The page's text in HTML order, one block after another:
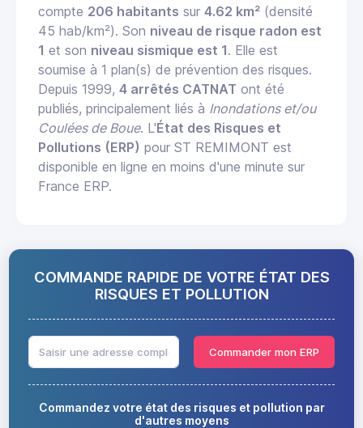
compte 206 habitants sur 4.62 km² (densité
45 hab/km²). Son niveau de risque radon est
1 et son niveau sismique est 1. Elle est
soumise à 1 plan(s) de prévention des risques.
Depuis 1999, 4 arrêtés CATNAT ont été
publiés, principalement liés à Inondations et/ou
Coulées de Boue. L'État des Risques et
Pollutions (ERP) pour ST REMIMONT est
disponible en ligne en moins d'une minute sur
France ERP.
COMMANDE RAPIDE DE VOTRE ÉTAT DES
RISQUES ET POLLUTION
Commander mon ERP
Commandez votre état des risques et pollution par
d'autres moyens